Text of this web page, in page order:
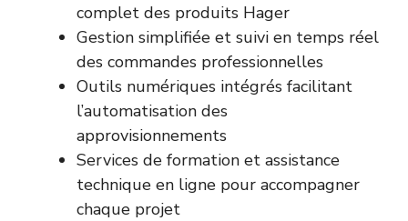
complet des produits Hager
Gestion simplifiée et suivi en temps réel
des commandes professionnelles
Outils numériques intégrés facilitant
l’automatisation des
approvisionnements
Services de formation et assistance
technique en ligne pour accompagner
chaque projet